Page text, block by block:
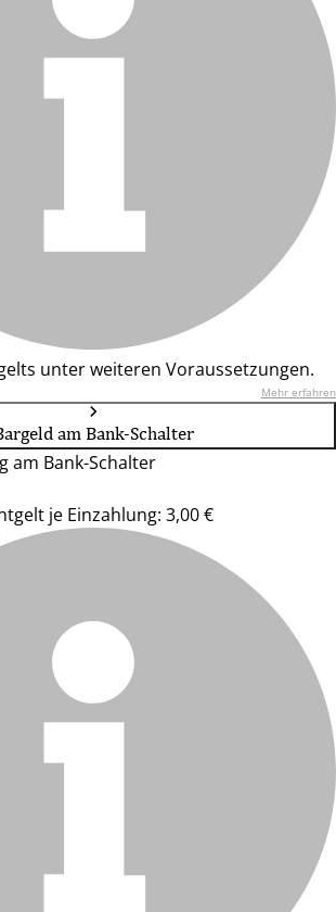
unter weiteren Voraussetzungen.
Mehr erfahren
am Bank-Schalter
am Bank-Schalter
je Einzahlung: 3,00 €